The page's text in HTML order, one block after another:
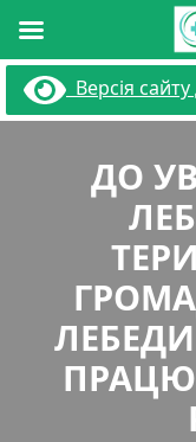
Перейти
вмісту
Версія
ДО